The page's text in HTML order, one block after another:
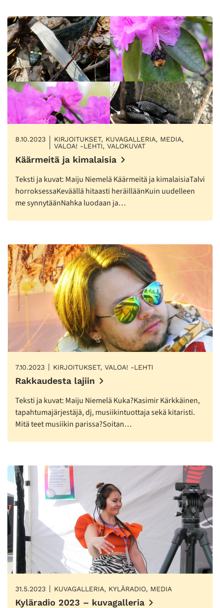
8.10.2023
KIRJOITUKSET, KUVAGALLERIA, MEDIA,
VALOA! -LEHTI, VALOKUVAT
Käärmeitä ja kimalaisia
Teksti ja kuvat: Maiju Niemelä Käärmeitä ja kimalaisiaTalvi
horroksessaKeväällä hitaasti heräilläänKuin uudelleen
me synnytäänNahka luodaan ja…
7.10.2023 KIRJOITUKSET, VALOA! -LEHTI
Rakkaudesta lajiin
Teksti ja kuvat: Maiju Niemelä Kuka?Kasimir Kärkkäinen,
tapahtumajärjestäjä, dj, musiikintuottaja sekä kitaristi.
Mitä teet musiikin parissa?Soitan…
31.5.2023 KUVAGALLERIA, KYLÄRADIO, MEDIA
Kyläradio 2023 – kuvagalleria